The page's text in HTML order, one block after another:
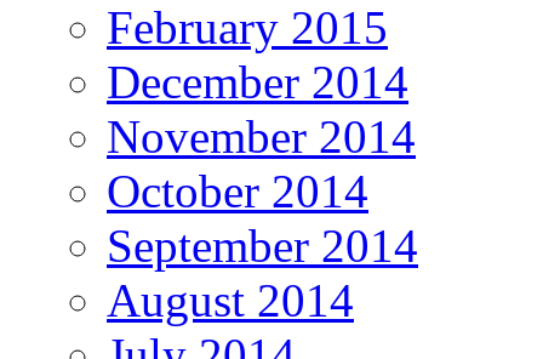
February 2015
December 2014
November 2014
October 2014
September 2014
August 2014